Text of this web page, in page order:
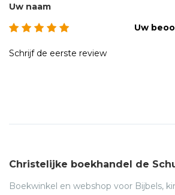
Uw naam
Uw
Schrijf de eerste review
Christelijke boekhandel de
Boekwinkel en webshop voor Bijbels,